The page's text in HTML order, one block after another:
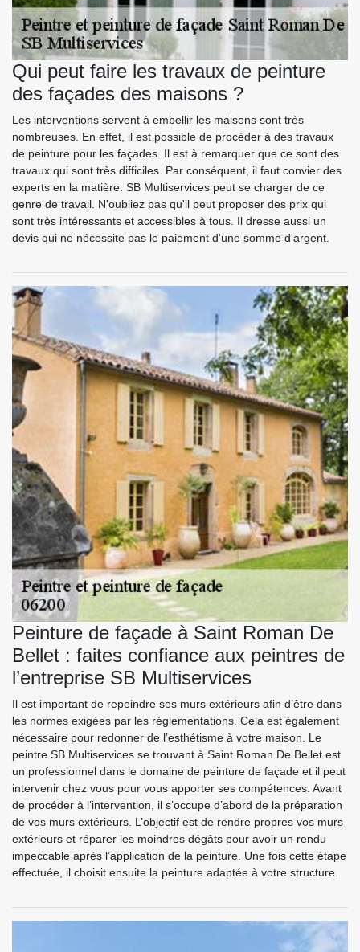
Qui peut faire les travaux de peinture
des façades des maisons ?
Les interventions servent à embellir les maisons sont très
nombreuses. En effet, il est possible de procéder à des travaux
de peinture pour les façades. Il est à remarquer que ce sont des
travaux qui sont très difficiles. Par conséquent, il faut convier des
experts en la matière. SB Multiservices peut se charger de ce
genre de travail. N'oubliez pas qu'il peut proposer des prix qui
sont très intéressants et accessibles à tous. Il dresse aussi un
devis qui ne nécessite pas le paiement d'une somme d'argent.
Peinture de façade à Saint Roman De
Bellet : faites confiance aux peintres de
l’entreprise SB Multiservices
Il est important de repeindre ses murs extérieurs afin d’être dans
les normes exigées par les réglementations. Cela est également
nécessaire pour redonner de l’esthétisme à votre maison. Le
peintre SB Multiservices se trouvant à Saint Roman De Bellet est
un professionnel dans le domaine de peinture de façade et il peut
intervenir chez vous pour vous apporter ses compétences. Avant
de procéder à l’intervention, il s’occupe d’abord de la préparation
de vos murs extérieurs. L’objectif est de rendre propres vos murs
extérieurs et réparer les moindres dégâts pour avoir un rendu
impeccable après l’application de la peinture. Une fois cette étape
effectuée, il choisit ensuite la peinture adaptée à votre structure.